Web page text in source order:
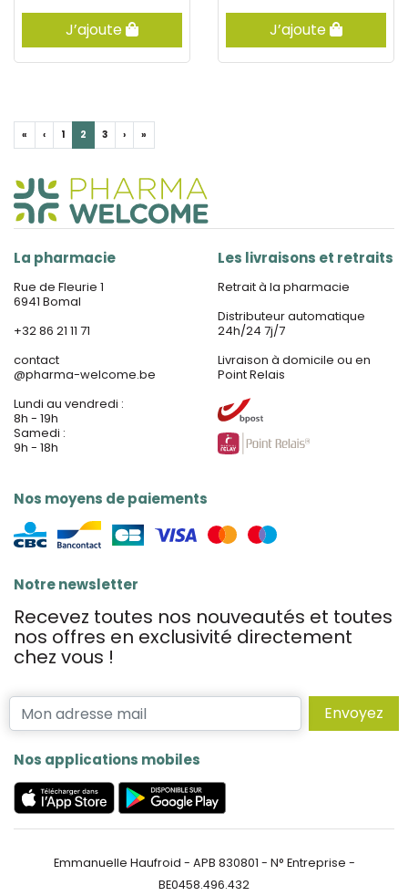
J’ajoute J’ajoute
« ‹ 1 2 3 › »
La pharmacie
Rue de Fleurie 1
6941 Bomal
+32 86 21 11 71
contact
@pharma-welcome.be
Lundi au vendredi :
8h - 19h
Samedi :
9h - 18h
Nos moyens de paiements
Les livraisons et retraits
Retrait à la pharmacie
Distributeur automatique
24h/24 7j/7
Livraison à domicile ou en
Point Relais
Notre newsletter
Recevez toutes nos nouveautés et toutes
nos offres en exclusivité directement
chez vous !
Envoyez
Nos applications mobiles
Emmanuelle Haufroid - APB 830801 - N° Entreprise -
BE0458.496.432